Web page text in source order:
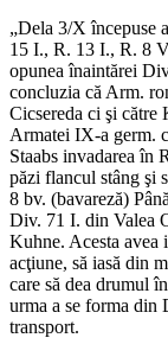
„Dela 3/X începuse
15 I., R. 13 I., R. 8
opunea înaintărei
concluzia că Arm.
Cicsereda ci şi către
Armatei IX-a germ.
Staabs invadarea în
păzi flancul stâng şi
8 bv. (bavareză)
Div. 71 I. din Valea
Kuhne. Acesta avea
acţiune, să iasă din
care să dea drumul
urma a se forma din
transport.